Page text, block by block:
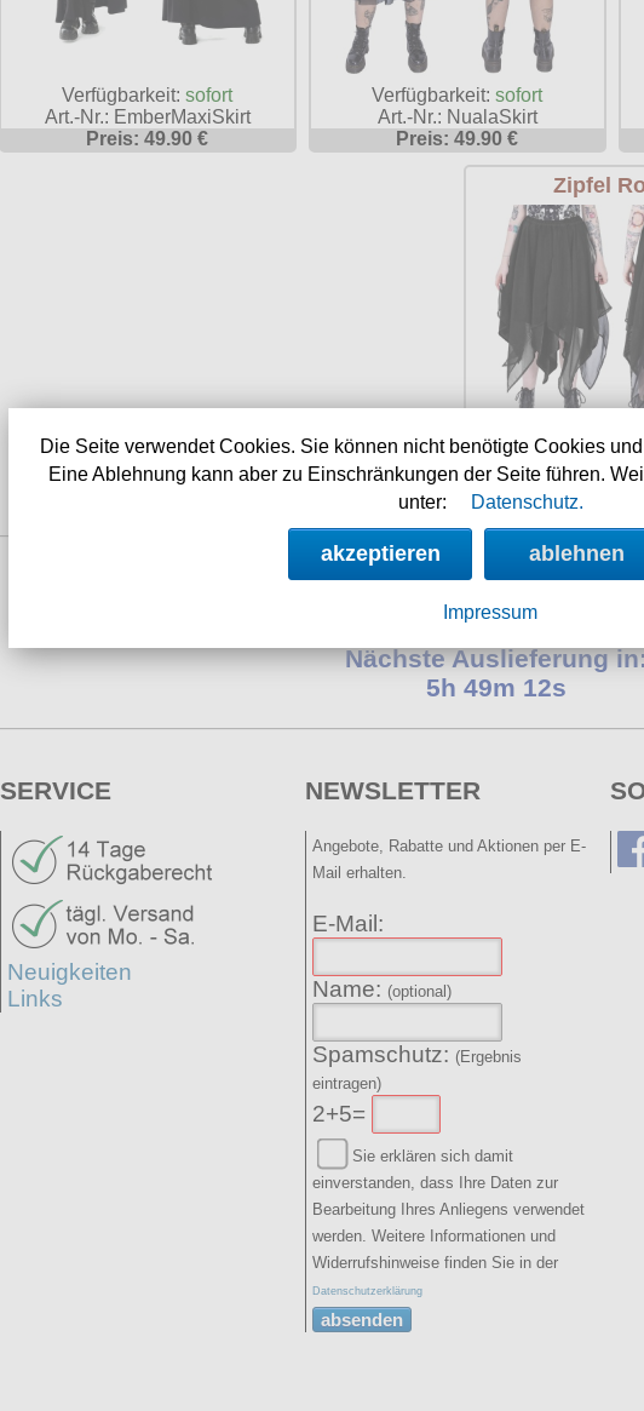
Verfügbarkeit:sofort
Art.-Nr.: EmberMaxiSkirt
Preis: 49.90 €
Verfügbarkeit:sofort
Art.-Nr.: NualaSkirt
Preis: 49.90 €
Zipfel
Art.-Nr.:
Preis:
Shop aktualisiert am:
05.08.2026
Nächste Auslieferung
5h 49m 12s
SERVICE
Neuigkeiten
Links
NEWSLETTER
Angebote, Rabatte und Aktionen per E-
Mail erhalten.
E-Mail:
Name: (optional)
Spamschutz: (Ergebnis
eintragen)
2+5=
Sie erklären sich damit
einverstanden, dass Ihre Daten zur
Bearbeitung Ihres Anliegens verwendet
werden. Weitere Informationen und
Widerrufshinweise finden Sie in der
Datenschutzerklärung
absenden
Die Seite verwendet Cookies. Sie können nicht benötigte Cookies
Eine Ablehnung kann aber zu Einschränkungen der Seite führen.
unter:
Datenschutz.
akzeptieren ablehnen
Impressum